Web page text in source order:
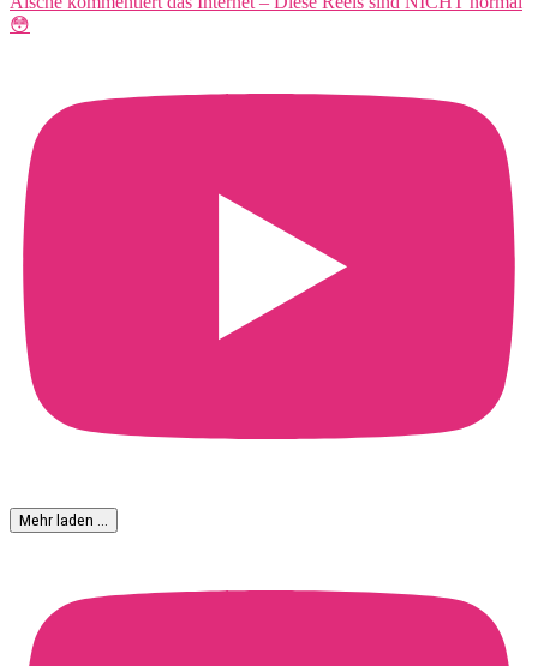
😳
Mehr laden …